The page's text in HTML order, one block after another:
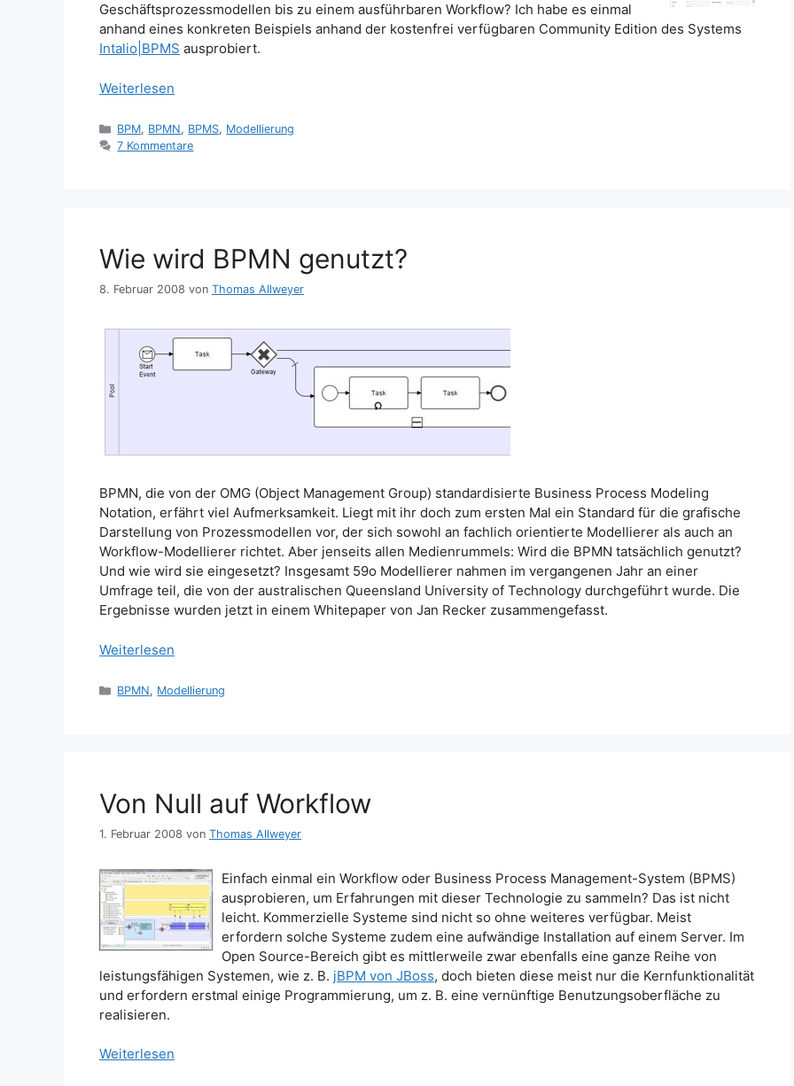
Geschäftsprozessmodellen bis zu einem ausführbaren Workflow? Ich habe es einmal
anhand eines konkreten Beispiels anhand der kostenfrei verfügbaren Community Edition des Systems
Intalio|BPMS ausprobiert.
Weiterlesen
Kategorien
BPM, BPMN, BPMS, Modellierung
7 Kommentare
Wie wird BPMN genutzt?
8. Februar 2008 von Thomas Allweyer
BPMN, die von der OMG (Object Management Group) standardisierte Business Process Modeling
Notation, erfährt viel Aufmerksamkeit. Liegt mit ihr doch zum ersten Mal ein Standard für die grafische
Darstellung von Prozessmodellen vor, der sich sowohl an fachlich orientierte Modellierer als auch an
Workflow-Modellierer richtet. Aber jenseits allen Medienrummels: Wird die BPMN tatsächlich genutzt?
Und wie wird sie eingesetzt? Insgesamt 59o Modellierer nahmen im vergangenen Jahr an einer
Umfrage teil, die von der australischen Queensland University of Technology durchgeführt wurde. Die
Ergebnisse wurden jetzt in einem Whitepaper von Jan Recker zusammengefasst.
Weiterlesen
Kategorien
BPMN, Modellierung
Von Null auf Workflow
1. Februar 2008 von Thomas Allweyer
Einfach einmal ein Workflow oder Business Process Management-System (BPMS)
ausprobieren, um Erfahrungen mit dieser Technologie zu sammeln? Das ist nicht
leicht. Kommerzielle Systeme sind nicht so ohne weiteres verfügbar. Meist
erfordern solche Systeme zudem eine aufwändige Installation auf einem Server. Im
Open Source-Bereich gibt es mittlerweile zwar ebenfalls eine ganze Reihe von
leistungsfähigen Systemen, wie z. B. jBPM von JBoss, doch bieten diese meist nur die Kernfunktionalität
und erfordern erstmal einige Programmierung, um z. B. eine vernünftige Benutzungsoberfläche zu
realisieren.
Weiterlesen